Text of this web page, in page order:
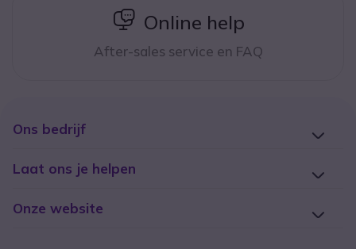
icon
Online help
After-sales service en FAQ
Ons bedrijf
Laat ons je helpen
Onze website